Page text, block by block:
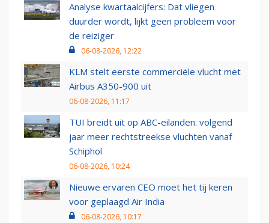
Analyse kwartaalcijfers: Dat vliegen
duurder wordt, lijkt geen probleem voor
de reiziger
06-08-2026, 12:22
KLM stelt eerste commerciële vlucht met
Airbus A350-900 uit
06-08-2026, 11:17
TUI breidt uit op ABC-eilanden: volgend
jaar meer rechtstreekse vluchten vanaf
Schiphol
06-08-2026, 10:24
Nieuwe ervaren CEO moet het tij keren
voor geplaagd Air India
06-08-2026, 10:17